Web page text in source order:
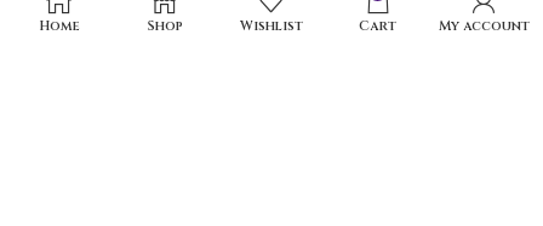
Home Shop Wishlist Cart My account